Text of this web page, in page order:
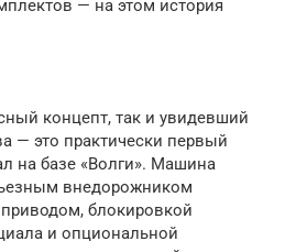
— на этом история
концепт, так и увидевший
— это практически первый
на базе «Волги». Машина
внедорожником
блокировкой
и опциональной